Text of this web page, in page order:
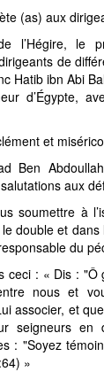
(as) aux
l’Hégire, le
de
Hatib ibn Abi
d’Égypte,
et
Ben
aux
soumettre à
double et
du
ceci : « Dis :
nous et
associer, et
seigneurs en
: "Soyez
»